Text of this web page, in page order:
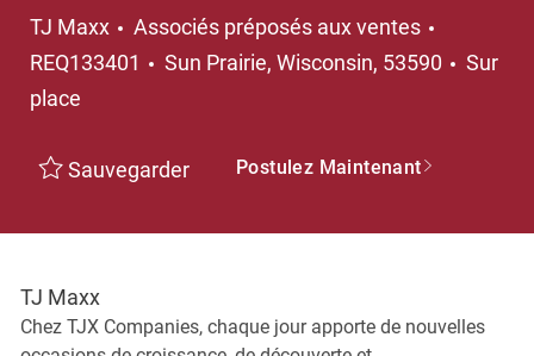
TJ Maxx Catégorie
Associés préposés aux ventes
REQ133401
Emplacement
Sun Prairie, Wisconsin, 53590
Sur
place
Sauvegarder Postulez Maintenant
TJ Maxx
Chez TJX Companies, chaque jour apporte de nouvelles